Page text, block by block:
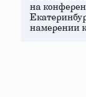
на
намерении